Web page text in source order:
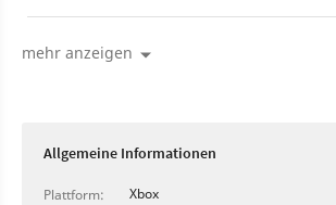
mehr anzeigen
Allgemeine Informationen
Plattform:
Xbox